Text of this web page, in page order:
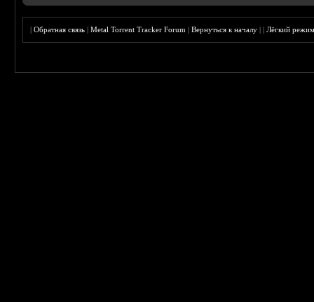
|Обратная связь |Metal Torrent Tracker Forum |Вернуться к началу ||Лёгкий